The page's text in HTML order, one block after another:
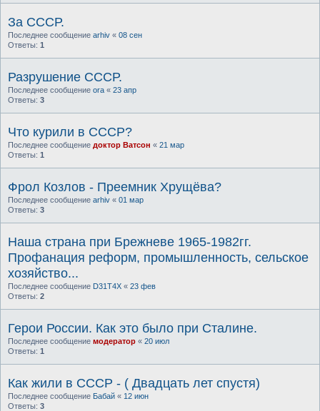
За СССР.
Последнее сообщение arhiv « 08 сен
Ответы: 1
Разрушение СССР.
Последнее сообщение ora « 23 апр
Ответы: 3
Что курили в СССР?
Последнее сообщение доктор Ватсон « 21 мар
Ответы: 1
Фрол Козлов - Преемник Хрущёва?
Последнее сообщение arhiv « 01 мар
Ответы: 3
Наша страна при Брежневе 1965-1982гг.
Профанация реформ, промышленность, сельское
хозяйство...
Последнее сообщение D31T4X « 23 фев
Ответы: 2
Герои России. Как это было при Сталине.
Последнее сообщение модератор « 20 июл
Ответы: 1
Как жили в СССР - ( Двадцать лет спустя)
Последнее сообщение Бабай « 12 июн
Ответы: 3